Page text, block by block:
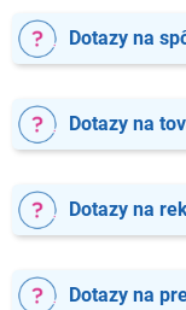
Dotazy na
Dotazy na
Dotazy na
Dotazy na